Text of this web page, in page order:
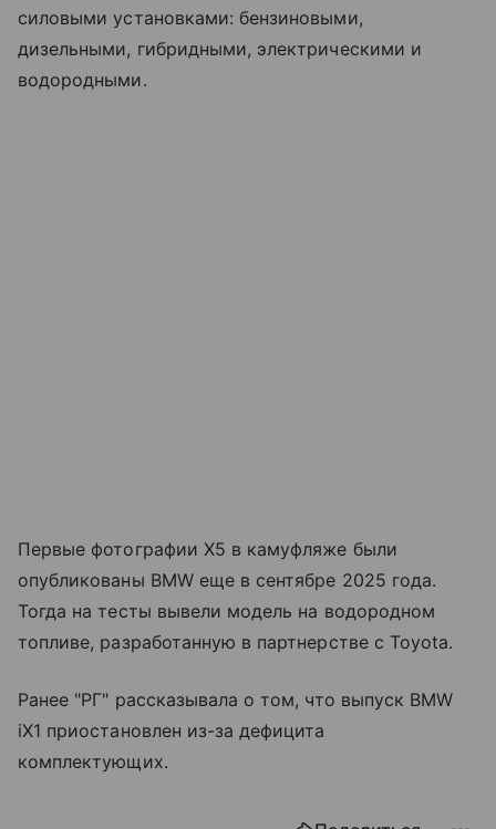
силовыми установками: бензиновыми,
дизельными, гибридными, электрическими и
водородными.
Первые фотографии X5 в камуфляже были
опубликованы BMW еще в сентябре 2025 года.
Тогда на тесты вывели модель на водородном
топливе, разработанную в партнерстве с Toyota.
Ранее "РГ" рассказывала о том, что выпуск BMW
iX1 приостановлен из-за дефицита
комплектующих.